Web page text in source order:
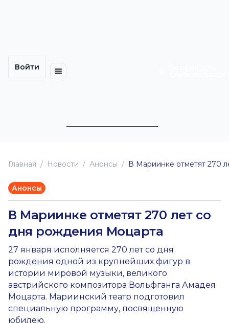
Войти
Главная Новоcти Анонсы В Мариинке отметят 270
Анонсы
В Мариинке отметят 270 лет со
дня рождения Моцарта
27 января исполняется 270 лет со дня
рождения одной из крупнейших фигур в
истории мировой музыки, великого
австрийского композитора Вольфганга Амадея
Моцарта. Мариинский театр подготовил
специальную программу, посвященную
юбилею.